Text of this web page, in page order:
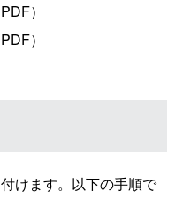
PDF）
PDF）
けます。以下の手順で